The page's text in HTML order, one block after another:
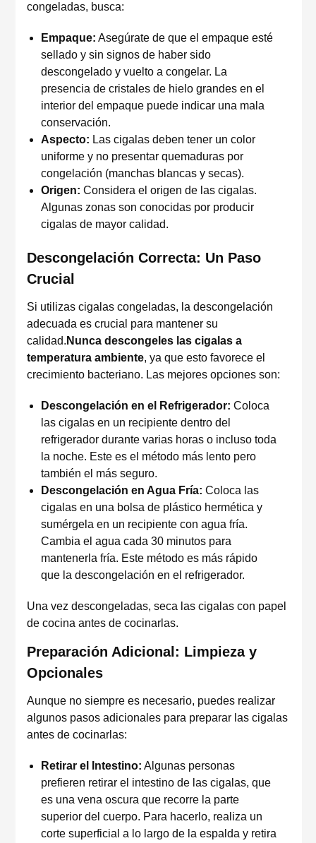
congeladas, busca:
Empaque: Asegúrate de que el empaque esté
sellado y sin signos de haber sido
descongelado y vuelto a congelar. La
presencia de cristales de hielo grandes en el
interior del empaque puede indicar una mala
conservación.
Aspecto: Las cigalas deben tener un color
uniforme y no presentar quemaduras por
congelación (manchas blancas y secas).
Origen: Considera el origen de las cigalas.
Algunas zonas son conocidas por producir
cigalas de mayor calidad.
Descongelación Correcta: Un Paso
Crucial
Si utilizas cigalas congeladas, la descongelación
adecuada es crucial para mantener su
calidad. Nunca descongeles las cigalas a
temperatura ambiente, ya que esto favorece el
crecimiento bacteriano. Las mejores opciones son:
Descongelación en el Refrigerador: Coloca
las cigalas en un recipiente dentro del
refrigerador durante varias horas o incluso toda
la noche. Este es el método más lento pero
también el más seguro.
Descongelación en Agua Fría: Coloca las
cigalas en una bolsa de plástico hermética y
sumérgela en un recipiente con agua fría.
Cambia el agua cada 30 minutos para
mantenerla fría. Este método es más rápido
que la descongelación en el refrigerador.
Una vez descongeladas, seca las cigalas con papel
de cocina antes de cocinarlas.
Preparación Adicional: Limpieza y
Opcionales
Aunque no siempre es necesario, puedes realizar
algunos pasos adicionales para preparar las cigalas
antes de cocinarlas:
Retirar el Intestino: Algunas personas
prefieren retirar el intestino de las cigalas, que
es una vena oscura que recorre la parte
superior del cuerpo. Para hacerlo, realiza un
corte superficial a lo largo de la espalda y retira